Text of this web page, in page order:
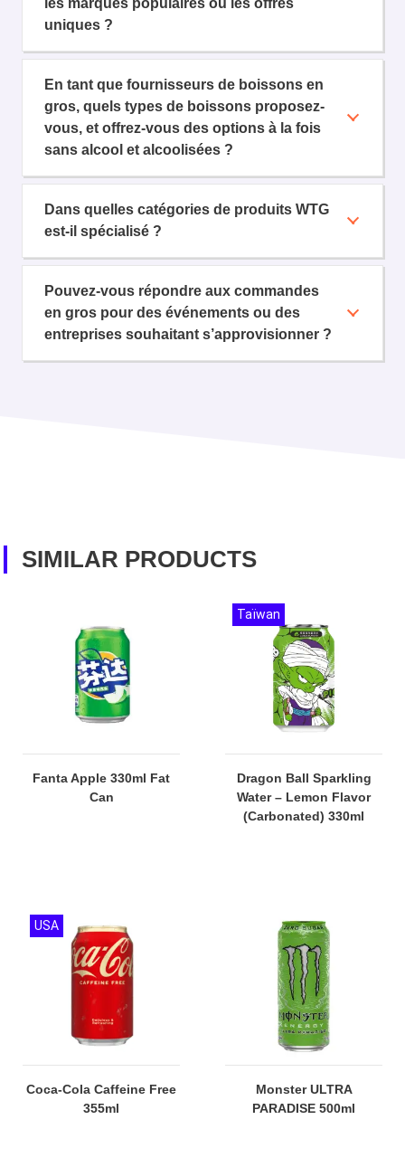
uniques ?
En tant que fournisseurs de boissons en
gros, quels types de boissons proposez-
vous, et offrez-vous des options à la fois
sans alcool et alcoolisées ?
Dans quelles catégories de produits WTG
est-il spécialisé ?
Pouvez-vous répondre aux commandes
en gros pour des événements ou des
entreprises souhaitant s’approvisionner ?
SIMILAR PRODUCTS
Fanta Apple 330ml Fat
Can
Dragon Ball Sparkling
Water – Lemon Flavor
(Carbonated) 330ml
Taïwan
Coca-Cola Caffeine Free
355ml
USA
Monster ULTRA
PARADISE 500ml